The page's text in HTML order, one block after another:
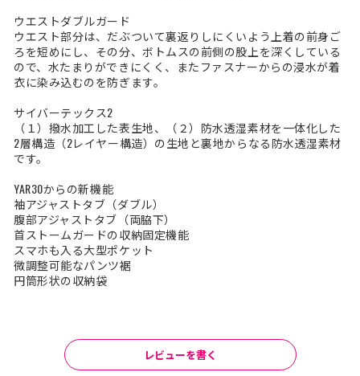
ウエストダブルガード
ウエスト部分は、だぶついて裏返りしにくいよう上着の前身ご
ろを短めにし、その分、ボトムスの前側の股上を深くしている
ので、水たまりができにくく、またファスナーからの浸水が着
衣に染み込むのを防ぎます。
サイバーテックス2
（１）撥水加工した表生地、（２）防水透湿素材を一体化した
2層構造（2レイヤー構造）の生地と裏地からなる防水透湿素材
です。
YAR30からの新機能
袖アジャストタブ（ダブル）
腹部アジャストタブ（両脇下）
首ストームガードの収納固定機能
スマホも入る大型ポケット
微調整可能なパンツ裾
円筒形状の収納袋
レビューを書く